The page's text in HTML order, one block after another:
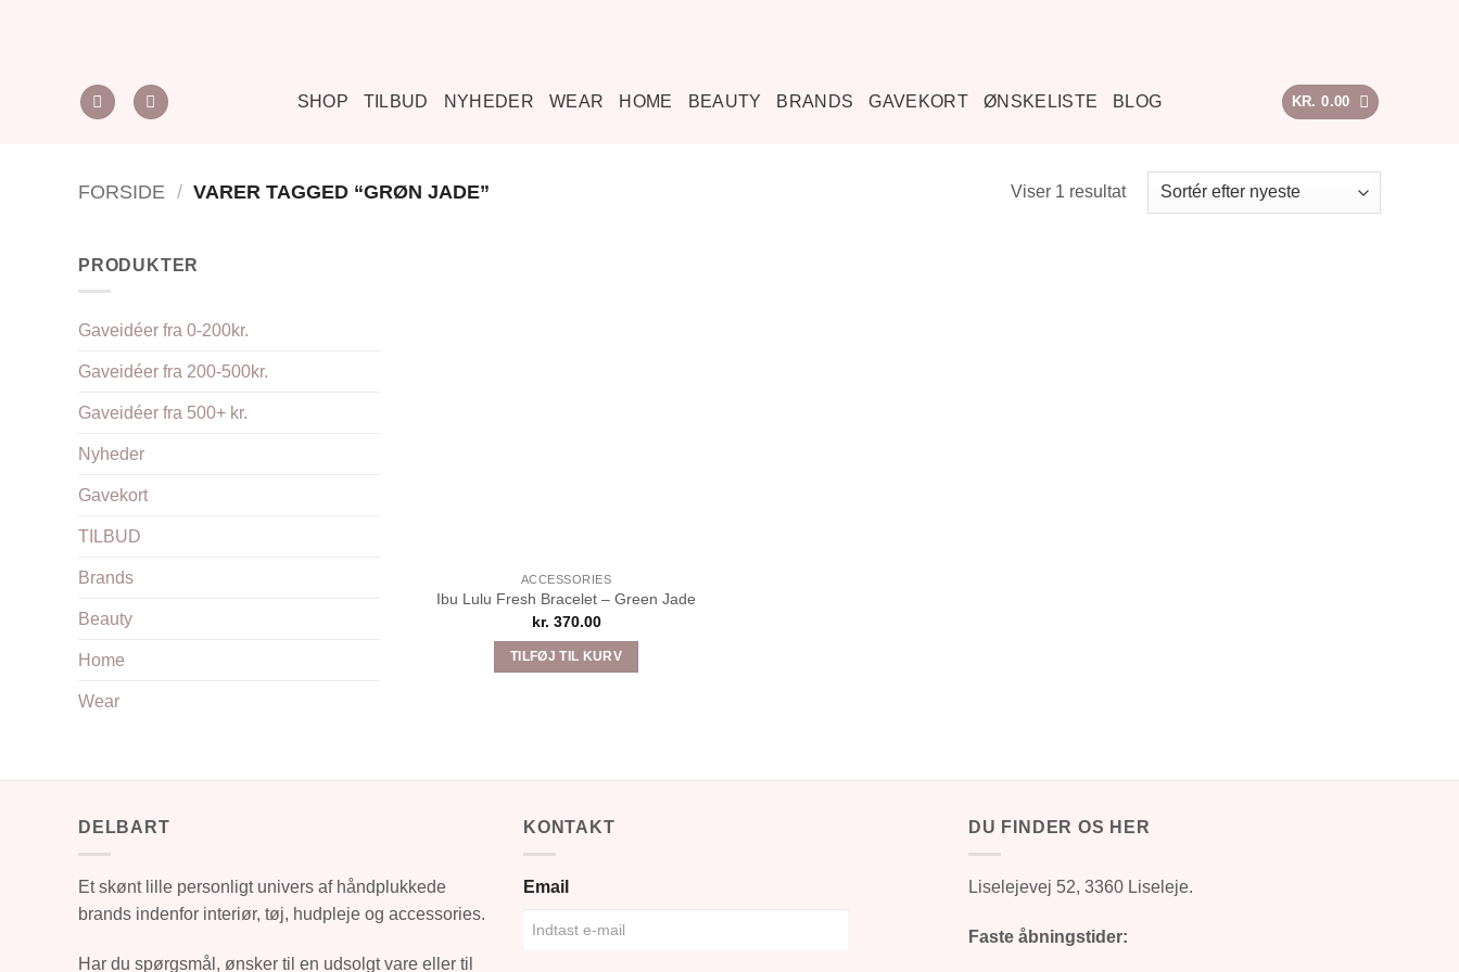
SHOP
TILBUD NYHEDER WEAR HOME BEAUTY BRANDS GAVEKORT ØNSKELISTE BLOG KR. 0.00
FORSIDE / VARER TAGGED “GRØN JADE” Viser 1 resultat
PRODUKTER
Gaveidéer fra 0-200kr.
Gaveidéer fra 200-500kr.
Gaveidéer fra 500+ kr.
Nyheder
Gavekort
TILBUD
Brands
Beauty
Home
Wear
ACCESSORIES
Ibu Lulu Fresh Bracelet – Green Jade
kr. 370.00
TILFØJ TIL KURV
DELBART
Et skønt lille personligt univers af håndplukkede
brands indenfor interiør, tøj, hudpleje og accessories.
Har du spørgsmål, ønsker til en udsolgt vare eller til
KONTAKT
Email
DU FINDER OS HER
Liselejevej 52, 3360 Liseleje.
Faste åbningstider: